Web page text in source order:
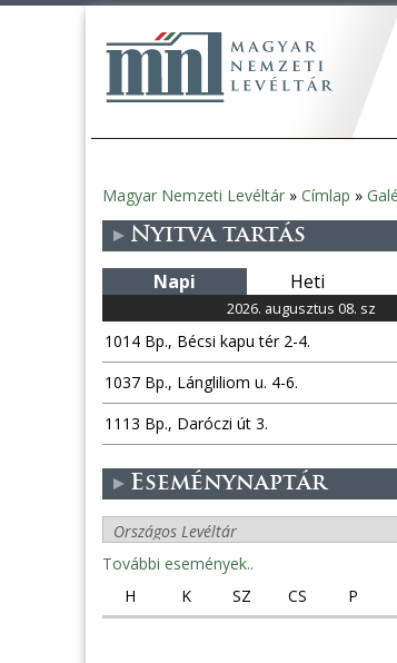
Jelenlegi
hely
Magyar Nemzeti Levéltár » Címlap »
Nyitva tartás
Napi Heti
2026. augusztus 08. sz
1014 Bp., Bécsi kapu tér 2-4.
1037 Bp., Lángliliom u. 4-6.
1113 Bp., Daróczi út 3.
Eseménynaptár
További események..
H
K SZ CS P